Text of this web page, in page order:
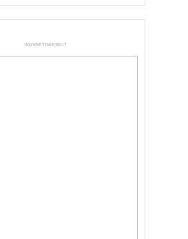
ADVERTISEMENT